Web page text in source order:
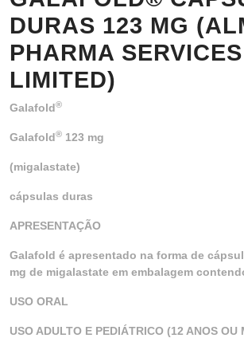
DURAS 123 MG
PHARMA SERVICES
LIMITED)
Galafold®
Galafold® 123 mg
(migalastate)
cápsulas duras
APRESENTAÇÃO
Galafold é apresentado na forma de
mg de migalastate em embalagem
USO ORAL
USO ADULTO E PEDIÁTRICO (12 ANOS OU